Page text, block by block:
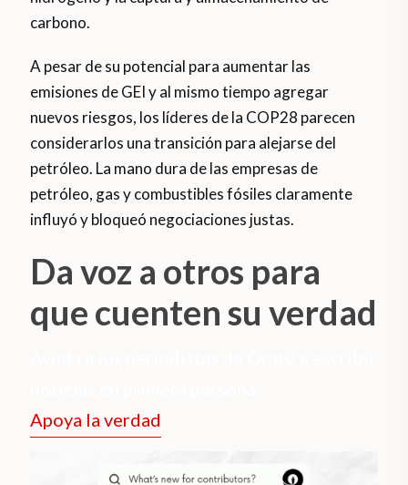
carbono.
A pesar de su potencial para aumentar las
emisiones de GEI y al mismo tiempo agregar
nuevos riesgos, los líderes de la COP28 parecen
considerarlos una transición para alejarse del
petróleo. La mano dura de las empresas de
petróleo, gas y combustibles fósiles claramente
influyó y bloqueó negociaciones justas.
Da voz a otros para
que cuenten su verdad
Apoya la verdad